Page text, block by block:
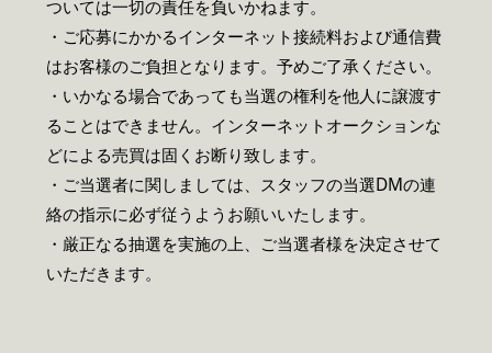
ついては一切の責任を負いかねます。
・ご応募にかかるインターネット接続料および通信費
はお客様のご負担となります。予めご了承ください。
・いかなる場合であっても当選の権利を他人に譲渡す
ることはできません。インターネットオークションな
どによる売買は固くお断り致します。
・ご当選者に関しましては、スタッフの当選DMの連
絡の指示に必ず従うようお願いいたします。
・厳正なる抽選を実施の上、ご当選者様を決定させて
いただきます。